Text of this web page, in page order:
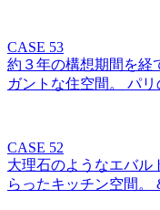
CASE 53
約３年の構想期間を経
ガントな住空間。 パ
CASE 52
大理石のようなエバル
らったキッチン空間。